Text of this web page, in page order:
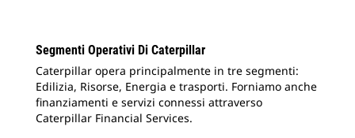
Segmenti Operativi Di Caterpillar
Caterpillar opera principalmente in tre segmenti:
Edilizia, Risorse, Energia e trasporti. Forniamo anche
finanziamenti e servizi connessi attraverso
Caterpillar Financial Services.